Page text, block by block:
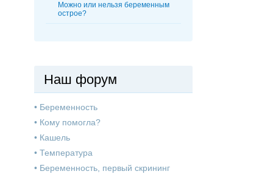
Можно или нельзя беременным
острое?
Наш форум
• Беременность
• Кому помогла?
• Кашель
• Температура
• Беременность, первый скрининг